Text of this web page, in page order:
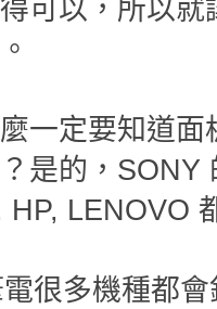
可以，所以
一定要知道
是的，
HP, LENOVO
很多機種都